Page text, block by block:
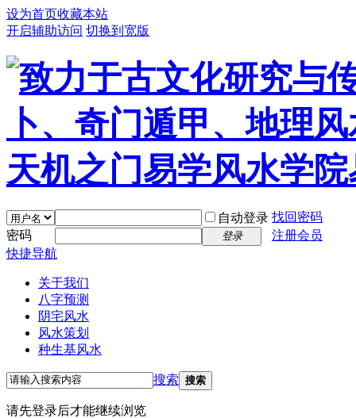
设为首页收藏本站
开启辅助访问 切换到宽版
自动登录 找回密码
密码
登录
注册会员
快捷导航
关于我们
八字预测
阴宅风水
风水策划
种生基风水
搜索 搜索
请先登录后才能继续浏览